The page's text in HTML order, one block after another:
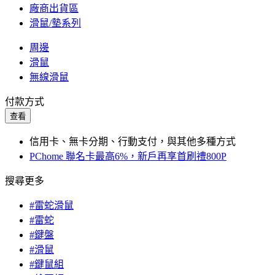
廠商出貨區
滑鼠/墊系列
周邊
滑鼠
無線滑鼠
付款方式
查看
信用卡、無卡分期、行動支付，與其他多種方式
PChome 聯名卡最高6%，新戶再享首刷禮800P
搜尋更多
#雷蛇滑鼠
#雷蛇
#鍵盤
#滑鼠
#鍵鼠組